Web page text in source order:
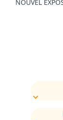
NOUVEL